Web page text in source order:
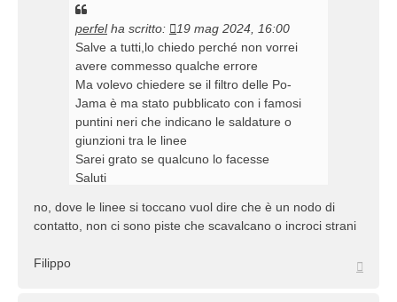
perfelha scritto:
19 mag 2024, 16:00
Salve a tutti,lo chiedo perché non vorrei
avere commesso qualche errore
Ma volevo chiedere se il filtro delle Po-
Jama è ma stato pubblicato con i famosi
puntini neri che indicano le saldature o
giunzioni tra le linee
Sarei grato se qualcuno lo facesse
Saluti
no, dove le linee si toccano vuol dire che è un nodo di
contatto, non ci sono piste che scavalcano o incroci strani
Filippo